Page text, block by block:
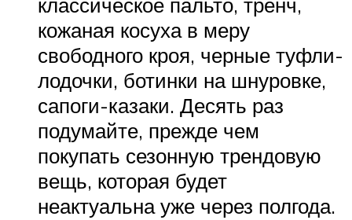
кожаная косуха в меру
свободного кроя, черные туфли-
лодочки, ботинки на шнуровке,
сапоги-казаки. Десять раз
подумайте, прежде чем
покупать сезонную трендовую
вещь, которая будет
неактуальна уже через полгода.